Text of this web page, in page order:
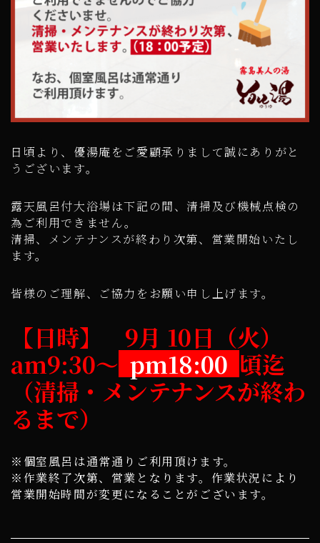
日頃より、優湯庵をご愛顧承りまして誠にありがと
うございます。
露天風呂付大浴場は下記の間、清掃及び機械点検の
為ご利用できません。
清掃、メンテナンスが終わり次第、営業開始いたし
ます。
皆様のご理解、ご協力をお願い申し上げます。
【日時】 9月 10日（火）
am9:30～ pm18:00 頃迄
（清掃・メンテナンスが終わ
るまで）
※個室風呂は通常通りご利用頂けます。
※作業終了次第、営業となります。作業状況により
営業開始時間が変更になることがございます。